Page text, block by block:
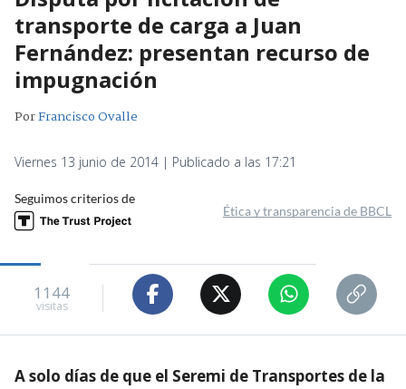
transporte de carga a Juan
Fernández: presentan recurso de
impugnación
PorFrancisco Ovalle
Viernes 13 junio de 2014 | Publicado a las 17:21
Seguimos criterios de
Ética y transparencia de BBCL
1144
visitas
A solo días de que el Seremi de Transportes de la